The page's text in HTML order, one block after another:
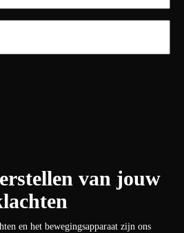
van jouw
en het bewegingsapparaat zijn ons